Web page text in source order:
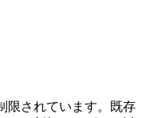
限されています。既存